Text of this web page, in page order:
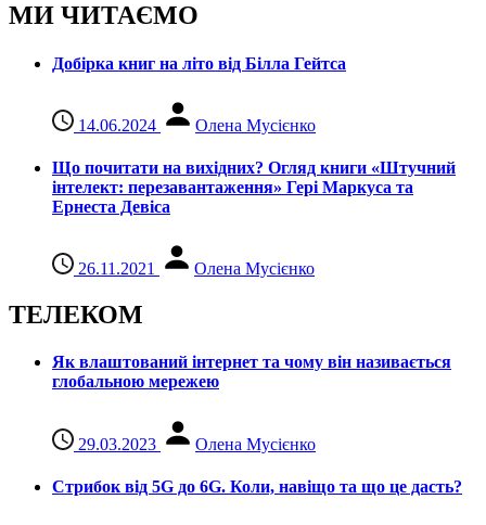
МИ ЧИТАЄМО
Добірка книг на літо від Білла Гейтса
14.06.2024 Олена Мусієнко
Що почитати на вихідних? Огляд книги «Штучний
інтелект: перезавантаження» Гері Маркуса та
Ернеста Девіса
26.11.2021 Олена Мусієнко
ТЕЛЕКОМ
Як влаштований інтернет та чому він називається
глобальною мережею
29.03.2023 Олена Мусієнко
Стрибок від 5G до 6G. Коли, навіщо та що це даcть?